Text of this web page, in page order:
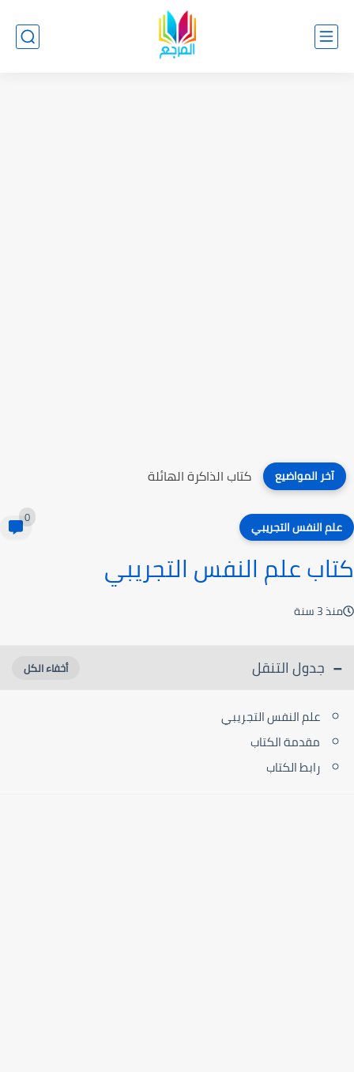
آخر المواضيع كتاب تعديل السلوك الصفي
علم النفس التجريبي 0
كتاب علم النفس التجريبي
منذ 3 سنة
جدول التنقل
علم النفس التجريبي
مقدمة الكتاب
رابط الكتاب